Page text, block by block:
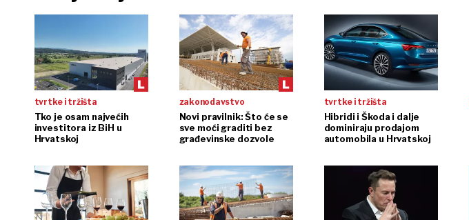
tvrtke i tržišta
Tko je osam najvećih
investitora iz BiH u
Hrvatskoj
zakonodavstvo
Novi pravilnik: Što će se
sve moći graditi bez
građevinske dozvole
tvrtke i tržišta
Hibridi i Škoda i dalje
dominiraju prodajom
automobila u Hrvatskoj